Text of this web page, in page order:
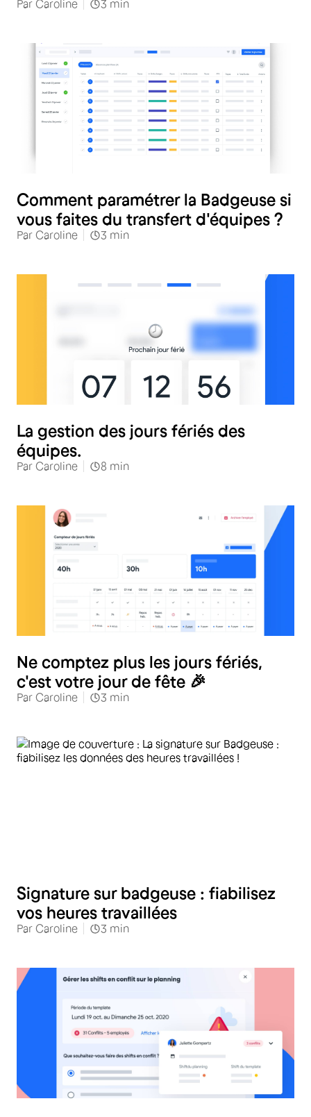
Par Caroline 3 min
Comment paramétrer la Badgeuse si
vous faites du transfert d'équipes ?
Par Caroline 3 min
La gestion des jours fériés des
équipes.
Par Caroline 8 min
Ne comptez plus les jours fériés,
c'est votre jour de fête 🎉
Par Caroline 3 min
Signature sur badgeuse : fiabilisez
vos heures travaillées
Par Caroline 3 min